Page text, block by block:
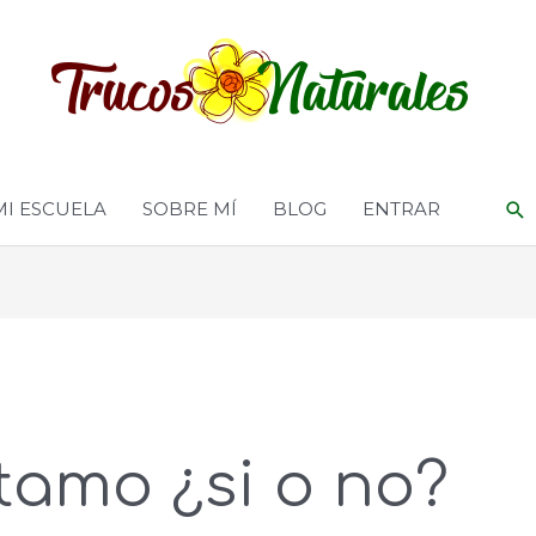
ESCUELA SOBRE MÍ BLOG ENTRAR
¿si o no?